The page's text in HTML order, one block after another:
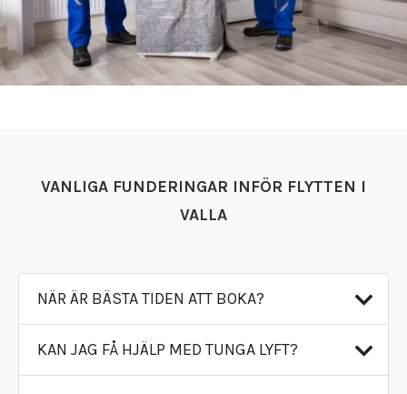
VANLIGA FUNDERINGAR INFÖR FLYTTEN I
VALLA
NÄR ÄR BÄSTA TIDEN ATT BOKA?
För att säkra rätt resurser rekommenderar vi
KAN JAG FÅ HJÄLP MED TUNGA LYFT?